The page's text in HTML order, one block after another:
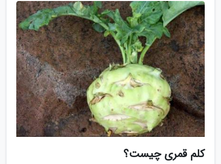
کلم قمری چیست؟